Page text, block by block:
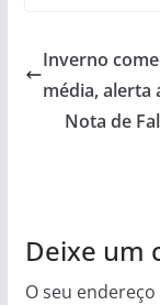
Inverno
média, alerta
Nota de
Deixe um
O seu